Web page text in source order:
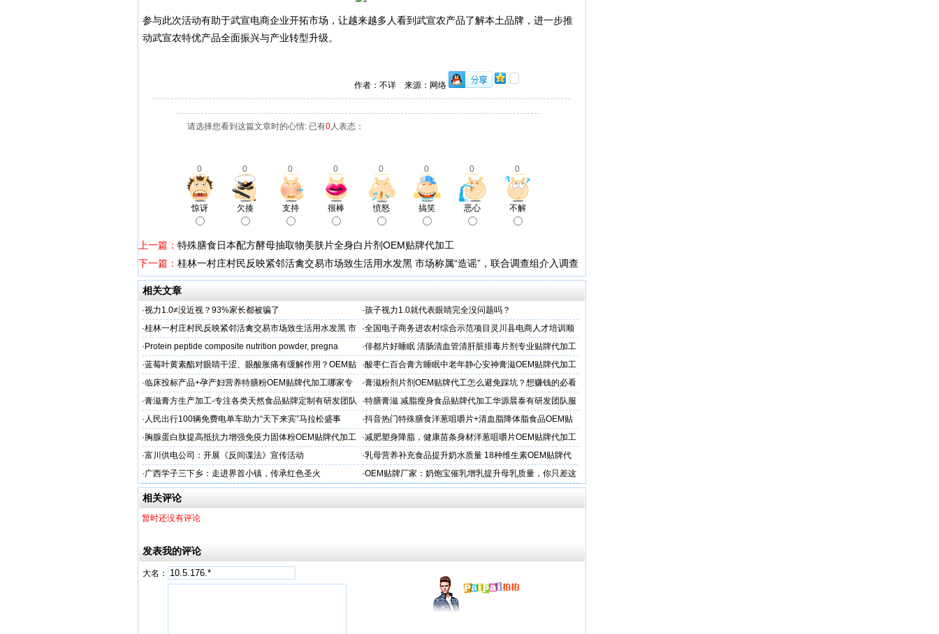
参与此次活动有助于武宣电商企业开拓市场，让越来越多人看到武宣农产品了解本土品牌，进一步推
动武宣农特优产品全面振兴与产业转型升级。
作者：不详 来源：网络
请选择您看到这篇文章时的心情: 已有0人表态：
0 0 0 0 0 0 0 0
惊讶 欠揍 支持 很棒 愤怒 搞笑 恶心 不解
上一篇： 特殊膳食日本配方酵母抽取物美肤片全身白片剂OEM贴牌代加工
下一篇： 桂林一村庄村民反映紧邻活禽交易市场致生活用水发黑 市场称属“造谣”，联合调查组介入调查
相关文章
·视力1.0≠没近视？93%家长都被骗了 ·孩子视力1.0就代表眼睛完全没问题吗？
·桂林一村庄村民反映紧邻活禽交易市场致生活用水发黑 市
场称属“造谣”，联合调查组介入调查
·全国电子商务进农村综合示范项目灵川县电商人才培训顺
利开班
· Protein peptide composite nutrition powder, pregna ·俳都片好睡眠 清肠清血管清肝脏排毒片剂专业贴牌代加工
·蓝莓叶黄素酯对眼睛干涩、眼酸胀痛有缓解作用？OEM贴
牌代工
·酸枣仁百合膏方睡眠中老年静心安神膏滋OEM贴牌代加工
厂
·临床投标产品+孕产妇营养特膳粉OEM贴牌代加工哪家专
业
·膏滋粉剂片剂OEM贴牌代工怎么避免踩坑？想赚钱的必看
·膏滋膏方生产加工-专注各类天然食品贴牌定制有研发团队
厂家
·特膳膏滋 减脂瘦身食品贴牌代加工华源晨泰有研发团队服
务商
· 人民出行100辆免费电单车助力“天下来宾”马拉松盛事 ·抖音热门特殊膳食洋葱咀嚼片+清血脂降体脂食品OEM贴
牌加工
· 胸腺蛋白肽提高抵抗力增强免疫力固体粉OEM贴牌代加工
服务商
·减肥塑身降脂，健康苗条身材洋葱咀嚼片OEM贴牌代加工
服务商
·富川供电公司：开展《反间谍法》宣传活动 ·乳母营养补充食品提升奶水质量 18种维生素OEM贴牌代
工
·广西学子三下乡：走进界首小镇，传承红色圣火 ·OEM贴牌厂家：奶饱宝催乳增乳提升母乳质量，你只差这
一步！
相关评论
暂时还没有评论
发表我的评论
大名：